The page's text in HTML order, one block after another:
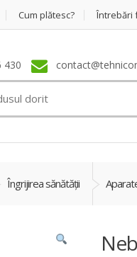
Cum plătesc? Întrebări
430
Îngrijirea sănătăţii